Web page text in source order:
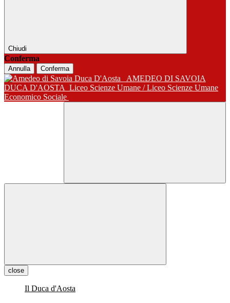
Chiudi
Conferma
Annulla Conferma
AMEDEO DI SAVOIA
DUCA D'AOSTA Liceo Scienze Umane / Liceo Scienze Umane
Economico Sociale
close
Il Duca d'Aosta